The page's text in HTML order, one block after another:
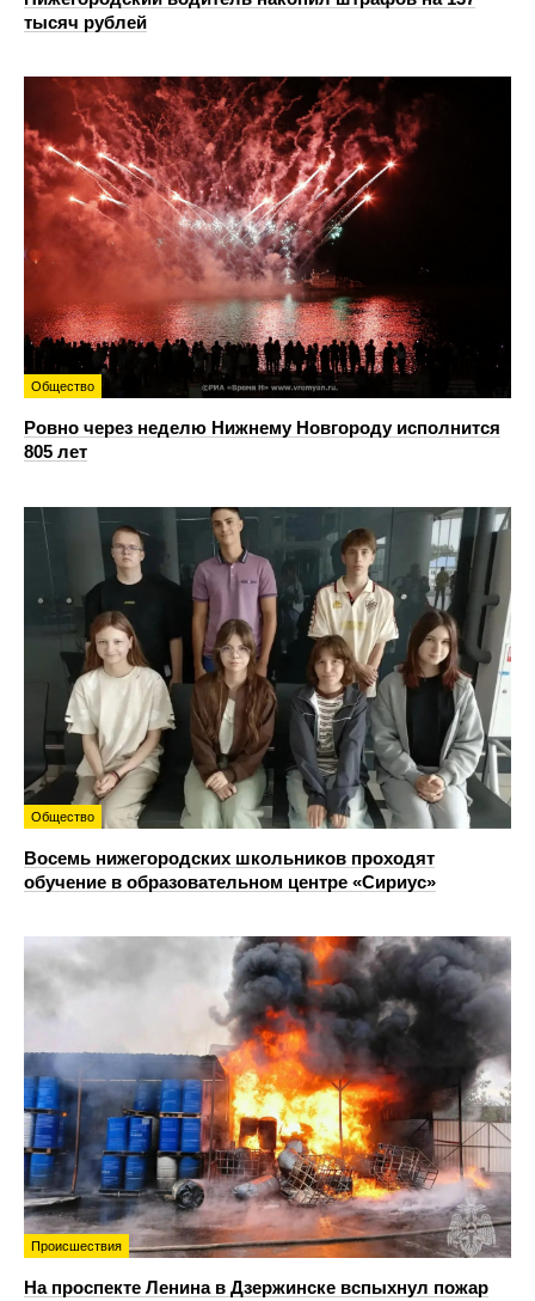
тысяч рублей
Общество
Ровно через неделю Нижнему Новгороду исполнится
805 лет
Общество
Восемь нижегородских школьников проходят
обучение в образовательном центре «Сириус»
Происшествия
На проспекте Ленина в Дзержинске вспыхнул пожар